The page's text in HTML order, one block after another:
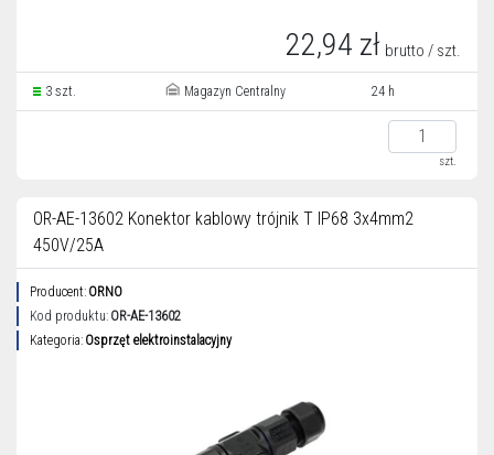
22,94 zł brutto / szt.
3 szt. Magazyn Centralny 24 h
szt.
OR-AE-13602 Konektor kablowy trójnik T IP68 3x4mm2
450V/25A
Producent: ORNO
Kod produktu: OR-AE-13602
Kategoria: Osprzęt elektroinstalacyjny